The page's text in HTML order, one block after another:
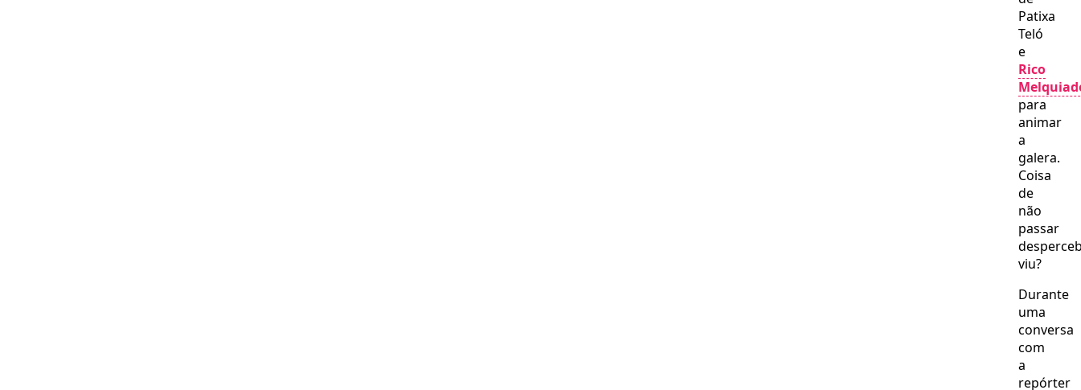
Patixa
Teló
e
Rico
para
animar
a
galera.
Coisa
de
não
passar
viu?
Durante
uma
conversa
com
a
repórter